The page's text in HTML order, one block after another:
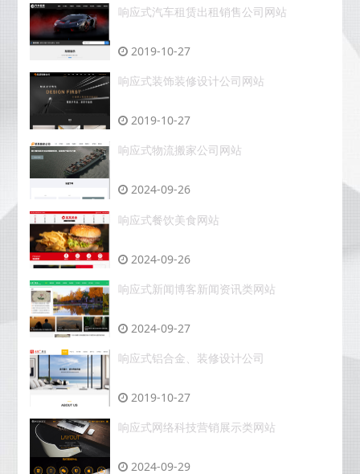
响应式汽车租赁出租销售公司网站
2019-10-27
响应式装饰装修设计公司网站
2019-10-27
响应式物流搬家公司网站
2024-09-26
响应式餐饮美食网站
2024-09-26
响应式新闻博客新闻资讯类网站
2024-09-27
响应式铝合金、装修设计公司
2019-10-27
响应式网络科技营销展示类网站
2024-09-29